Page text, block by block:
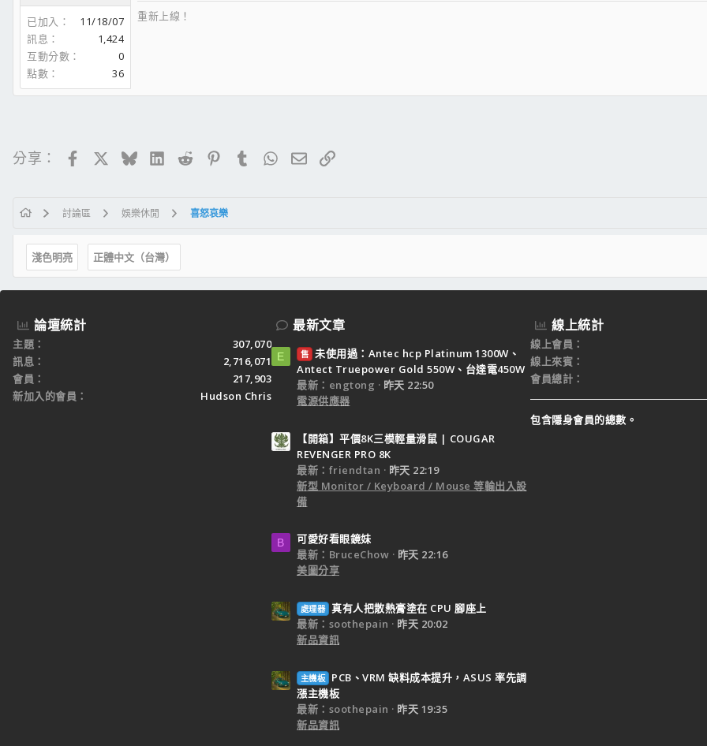
已加入
11/18/07
訊息
1,424
互動分數
0
點數
36
重新上線！
分享： FacebookBlueskyLinkedIn
RedditPinterestTumblrWhatsApp
電子郵件
連結
討論區 娛樂休閒 喜怒哀樂
淺色明亮 正體中文（台灣）
論壇統計
主題
307,070
訊息
2,716,071
會員
217,903
新加入的會員
Hudson Chris
最新文章
E 售 未使用過：Antec hcp Platinum 1300W、
Antect Truepower Gold 550W、台達電450W
最新：engtong
昨天 22:50
電源供應器
【開箱】平價8K三模輕量滑鼠 | COUGAR
REVENGER PRO 8K
最新：friendtan
昨天 22:19
新型 Monitor / Keyboard / Mouse 等輸出入設
備
B
可愛好看眼鏡妹
最新：BruceChow
昨天 22:16
美圖分享
處理器 真有人把散熱膏塗在 CPU 腳座上
最新：soothepain
昨天 20:02
新品資訊
主機板
PCB、VRM 缺料成本提升，ASUS 率先調
漲主機板
最新：soothepain
昨天 19:35
新品資訊
線上統計
線上會員
線上來賓
會員總計
包含隱身會員的總數。